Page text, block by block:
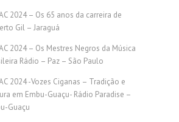
2024 – Os 65 anos da carreira de
Gil – Jaraguá
2024 – Os Mestres Negros da Música
Rádio – Paz – São Paulo
2024 -Vozes Ciganas – Tradição e
em Embu-Guaçu- Rádio Paradise –
Guaçu